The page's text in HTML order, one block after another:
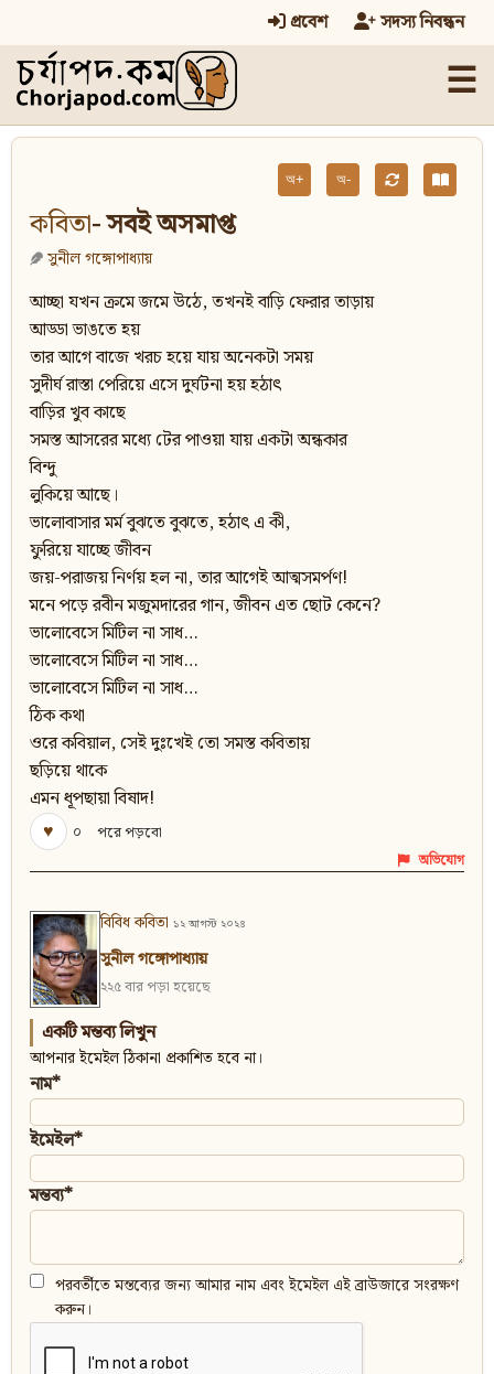
প্রবেশ সদস্য নিবন্ধন
☰
অ+ অ-
কবিতা- সবই অসমাপ্ত
সুনীল গঙ্গোপাধ্যায়
আচ্ছা যখন ক্রমে জমে উঠে, তখনই বাড়ি ফেরার তাড়ায়
আড্ডা ভাঙতে হয়
তার আগে বাজে খরচ হয়ে যায় অনেকটা সময়
সুদীর্ঘ রাস্তা পেরিয়ে এসে দুর্ঘটনা হয় হঠাৎ
বাড়ির খুব কাছে
সমস্ত আসরের মধ্যে টের পাওয়া যায় একটা অন্ধকার
বিন্দু
লুকিয়ে আছে।
ভালোবাসার মর্ম বুঝতে বুঝতে, হঠাৎ এ কী,
ফুরিয়ে যাচ্ছে জীবন
জয়-পরাজয় নির্ণয় হল না, তার আগেই আত্মসমর্পণ!
মনে পড়ে রবীন মজুমদারের গান, জীবন এত ছোট কেনে?
ভালোবেসে মিটিল না সাধ…
ভালোবেসে মিটিল না সাধ…
ভালোবেসে মিটিল না সাধ…
ঠিক কথা
ওরে কবিয়াল, সেই দুঃখেই তো সমস্ত কবিতায়
ছড়িয়ে থাকে
এমন ধূপছায়া বিষাদ!
♥
০ পরে পড়বো
অভিযোগ
বিবিধ কবিতা ১২ আগস্ট ২০২৪
সুনীল গঙ্গোপাধ্যায়
২২৫ বার পড়া হয়েছে
একটি মন্তব্য লিখুন
আপনার ইমেইল ঠিকানা প্রকাশিত হবে না।
নাম*
ইমেইল*
মন্তব্য*
পরবর্তীতে মন্তব্যের জন্য আমার নাম এবং ইমেইল এই ব্রাউজারে সংরক্ষণ
করুন।